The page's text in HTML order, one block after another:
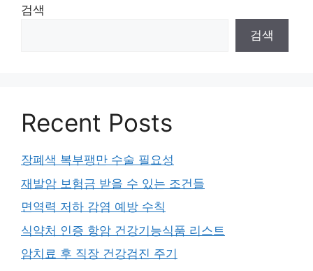
검색
검색
Recent Posts
장폐색 복부팽만 수술 필요성
재발암 보험금 받을 수 있는 조건들
면역력 저하 감염 예방 수칙
식약처 인증 항암 건강기능식품 리스트
암치료 후 직장 건강검진 주기